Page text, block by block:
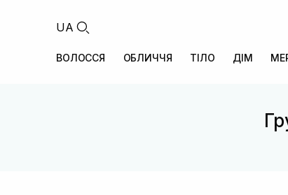
UA
ВОЛОССЯ ОБЛИЧЧЯ ТІЛО ДІМ